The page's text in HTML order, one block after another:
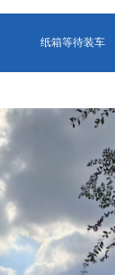
纸箱等待装车